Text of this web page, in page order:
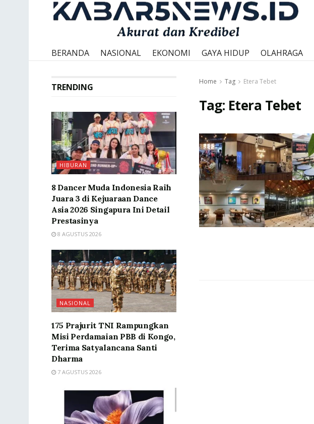
BERANDA NASIONAL EKONOMI GAYA HIDUP OLAHRAGA
Home Tag Etera Tebet
Tag: Etera Tebet
TRENDING
HIBURAN
8 Dancer Muda Indonesia Raih
Juara 3 di Kejuaraan Dance
Asia 2026 Singapura Ini Detail
Prestasinya
8 AGUSTUS 2026
NASIONAL
175 Prajurit TNI Rampungkan
Misi Perdamaian PBB di Kongo,
Terima Satyalancana Santi
Dharma
7 AGUSTUS 2026